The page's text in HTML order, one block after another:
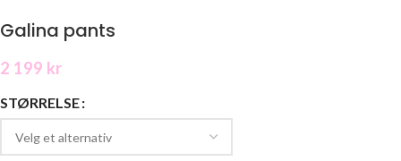
Galina pants
2 199 kr
STØRRELSE